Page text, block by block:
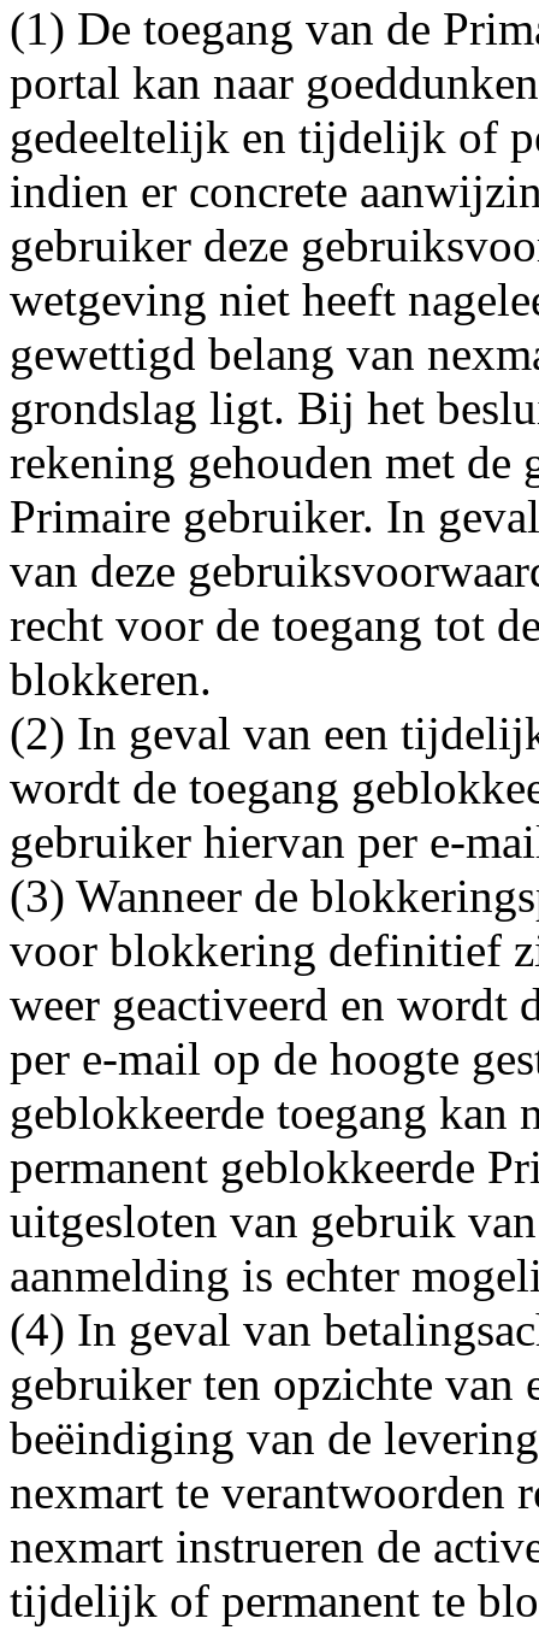
(1) De toegang van de
portal kan naar
gedeeltelijk en tijdelijk of
indien er concrete
gebruiker deze
wetgeving niet heeft
gewettigd belang van
grondslag ligt. Bij het
rekening gehouden met de
Primaire gebruiker. In
van deze
recht voor de toegang tot
blokkeren.
(2) In geval van een
wordt de toegang
gebruiker hiervan per e-
(3) Wanneer de
voor blokkering definitief
weer geactiveerd en wordt
per e-mail op de hoogte
geblokkeerde toegang kan
permanent geblokkeerde
uitgesloten van gebruik
aanmelding is echter
(4) In geval van
gebruiker ten opzichte van
beëindiging van de
nexmart te verantwoorden
nexmart instrueren de
tijdelijk of permanent te